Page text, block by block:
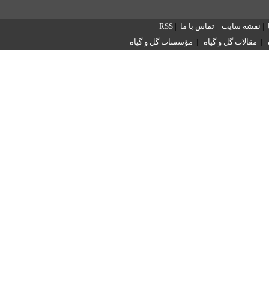
| نقشه سایت | تماس با ما |
RSS
| مقالات گل و گیاه | مؤسسات گل و گیاه